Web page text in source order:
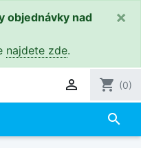
objednávky nad
najdete zde.
×
 shopping_cart (0)
search